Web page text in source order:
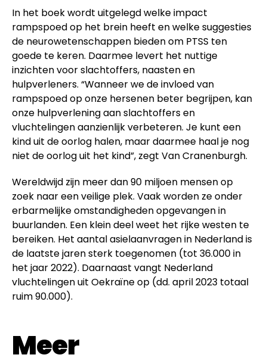
In het boek wordt uitgelegd welke impact
rampspoed op het brein heeft en welke suggesties
de neurowetenschappen bieden om PTSS ten
goede te keren. Daarmee levert het nuttige
inzichten voor slachtoffers, naasten en
hulpverleners. “Wanneer we de invloed van
rampspoed op onze hersenen beter begrijpen, kan
onze hulpverlening aan slachtoffers en
vluchtelingen aanzienlijk verbeteren. Je kunt een
kind uit de oorlog halen, maar daarmee haal je nog
niet de oorlog uit het kind”, zegt Van Cranenburgh.
Wereldwijd zijn meer dan 90 miljoen mensen op
zoek naar een veilige plek. Vaak worden ze onder
erbarmelijke omstandigheden opgevangen in
buurlanden. Een klein deel weet het rijke westen te
bereiken. Het aantal asielaanvragen in Nederland is
de laatste jaren sterk toegenomen (tot 36.000 in
het jaar 2022). Daarnaast vangt Nederland
vluchtelingen uit Oekraïne op (dd. april 2023 totaal
ruim 90.000).
Meer